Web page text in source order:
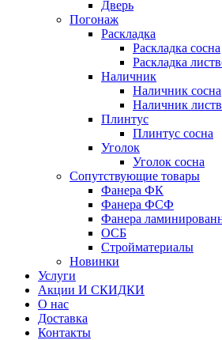
Дверь
Погонаж
Раскладка
Раскладка сосна
Раскладка
Наличник
Наличник сосна
Наличник
Плинтус
Плинтус сосна
Уголок
Уголок сосна
Сопутствующие товары
Фанера ФК
Фанера ФСФ
Фанера
ОСБ
Стройматериалы
Новинки
Услуги
Акции И СКИДКИ
О нас
Доставка
Контакты